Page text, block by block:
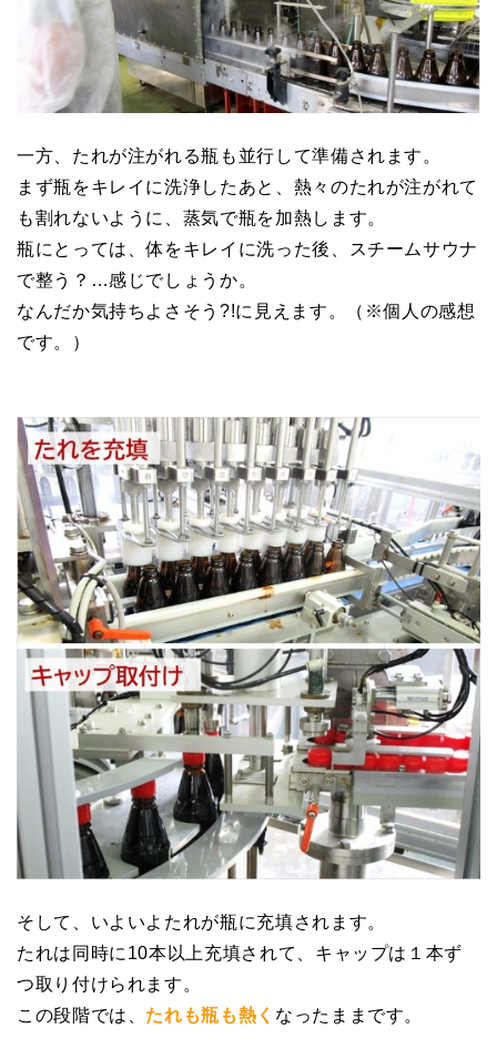
一方、たれが注がれる瓶も並行して準備されます。
まず瓶をキレイに洗浄したあと、熱々のたれが注がれて
も割れないように、蒸気で瓶を加熱します。
瓶にとっては、体をキレイに洗った後、スチームサウナ
で整う？…感じでしょうか。
なんだか気持ちよさそう?!に見えます。（※個人の感想
です。）
そして、いよいよたれが瓶に充填されます。
たれは同時に10本以上充填されて、キャップは１本ず
つ取り付けられます。
この段階では、 たれも瓶も熱く なったままです。